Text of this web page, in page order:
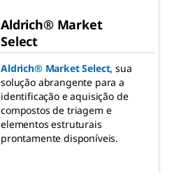
Aldrich® Market
Select
Aldrich® Market Select, sua
solução abrangente para a
identificação e aquisição de
compostos de triagem e
elementos estruturais
prontamente disponíveis.